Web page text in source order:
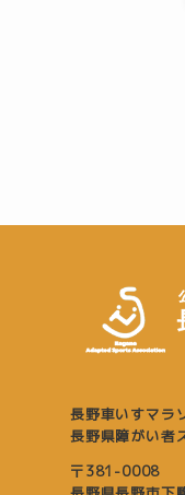
長野車いすマラ
長野県障がい者
〒381-0008